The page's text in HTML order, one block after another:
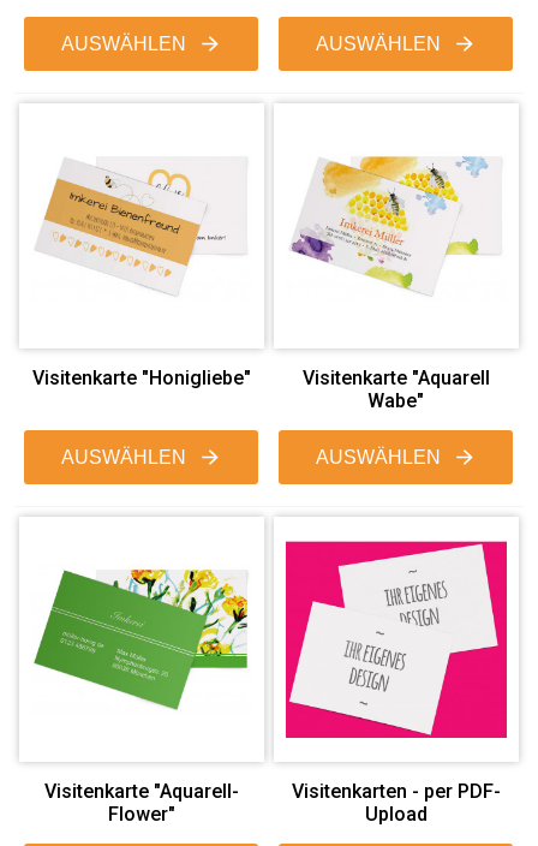
AUSWÄHLEN AUSWÄHLEN
Visitenkarte "Honigliebe"
AUSWÄHLEN
Visitenkarte "Aquarell
Wabe"
AUSWÄHLEN
Visitenkarte "Aquarell-
Flower"
Visitenkarten - per PDF-
Upload